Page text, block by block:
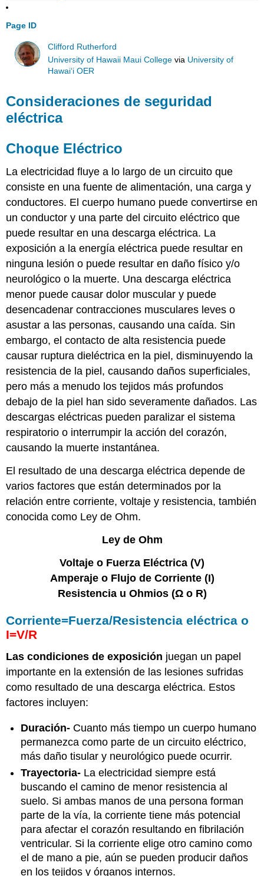
Page ID
Clifford Rutherford
University of Hawaii Maui College via University of
Hawaiʻi OER
Consideraciones de seguridad
eléctrica
Choque Eléctrico
La electricidad fluye a lo largo de un circuito que
consiste en una fuente de alimentación, una carga y
conductores. El cuerpo humano puede convertirse en
un conductor y una parte del circuito eléctrico que
puede resultar en una descarga eléctrica. La
exposición a la energía eléctrica puede resultar en
ninguna lesión o puede resultar en daño físico y/o
neurológico o la muerte. Una descarga eléctrica
menor puede causar dolor muscular y puede
desencadenar contracciones musculares leves o
asustar a las personas, causando una caída. Sin
embargo, el contacto de alta resistencia puede
causar ruptura dieléctrica en la piel, disminuyendo la
resistencia de la piel, causando daños superficiales,
pero más a menudo los tejidos más profundos
debajo de la piel han sido severamente dañados. Las
descargas eléctricas pueden paralizar el sistema
respiratorio o interrumpir la acción del corazón,
causando la muerte instantánea.
El resultado de una descarga eléctrica depende de
varios factores que están determinados por la
relación entre corriente, voltaje y resistencia, también
conocida como Ley de Ohm.
Ley de Ohm
Voltaje o Fuerza Eléctrica (V)
Amperaje o Flujo de Corriente (I)
Resistencia u Ohmios (Ω o R)
Corriente=Fuerza/Resistencia eléctrica o
I=V/R
Las condiciones de exposición juegan un papel
importante en la extensión de las lesiones sufridas
como resultado de una descarga eléctrica. Estos
factores incluyen:
Duración- Cuanto más tiempo un cuerpo humano
permanezca como parte de un circuito eléctrico,
más daño tisular y neurológico puede ocurrir.
Trayectoria- La electricidad siempre está
buscando el camino de menor resistencia al
suelo. Si ambas manos de una persona forman
parte de la vía, la corriente tiene más potencial
para afectar el corazón resultando en fibrilación
ventricular. Si la corriente elige otro camino como
el de mano a pie, aún se pueden producir daños
en los tejidos y órganos internos.